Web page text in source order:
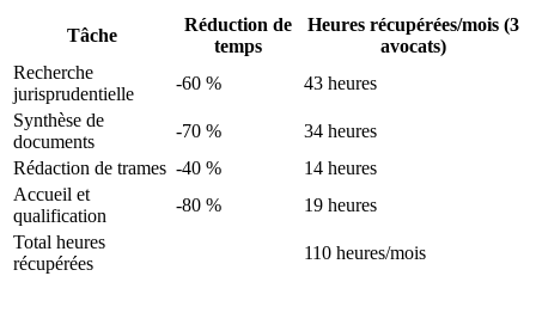
Tâche
Réduction de
temps
Heures récupérées/mois (3
avocats)
Recherche
jurisprudentielle
-60 %
43 heures
Synthèse de
documents
-70 %
34 heures
Rédaction de trames -40 %
14 heures
Accueil et
qualification
-80 %
19 heures
Total heures
récupérées
110 heures/mois